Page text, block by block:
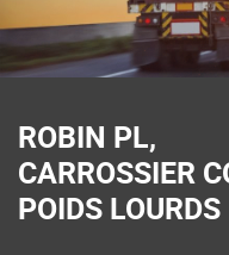
ROBIN PL,
CARROSSIER
POIDS LOURDS